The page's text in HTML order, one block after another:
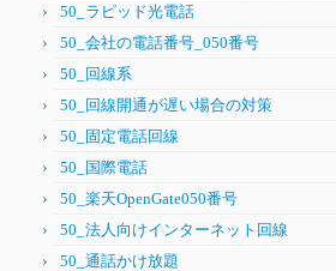
50_ラピッド光電話
50_会社の電話番号_050番号
50_回線系
50_回線開通が遅い場合の対策
50_固定電話回線
50_国際電話
50_楽天OpenGate050番号
50_法人向けインターネット回線
50_通話かけ放題